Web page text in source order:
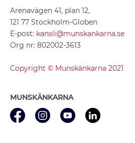
Arenavägen 41, plan 12,
121 77 Stockholm-Globen
E-post: kansli@munskankarna.se
Org nr: 802002-3613
Copyright © Munskänkarna 2021
MUNSKÄNKARNA